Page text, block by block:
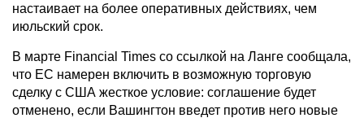
настаивает на более оперативных действиях, чем
июльский срок.
В марте Financial Times со ссылкой на Ланге сообщала,
что ЕС намерен включить в возможную торговую
сделку с США жесткое условие: соглашение будет
отменено, если Вашингтон введет против него новые